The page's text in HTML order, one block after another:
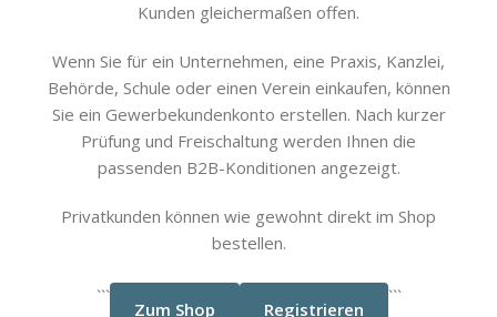
Kunden gleichermaßen offen.
Wenn Sie für ein Unternehmen, eine Praxis, Kanzlei,
Behörde, Schule oder einen Verein einkaufen, können
Sie ein Gewerbekundenkonto erstellen. Nach kurzer
Prüfung und Freischaltung werden Ihnen die
passenden B2B-Konditionen angezeigt.
Privatkunden können wie gewohnt direkt im Shop
bestellen.
```
Zum Shop Registrieren
```